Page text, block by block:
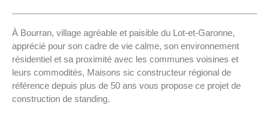
À Bourran, village agréable et paisible du Lot-et-Garonne,
apprécié pour son cadre de vie calme, son environnement
résidentiel et sa proximité avec les communes voisines et
leurs commodités, Maisons sic constructeur régional de
référence depuis plus de 50 ans vous propose ce projet de
construction de standing.